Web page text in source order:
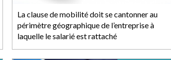
La clause de mobilité doit se cantonner au
périmètre géographique de l’entreprise à
laquelle le salarié est rattaché